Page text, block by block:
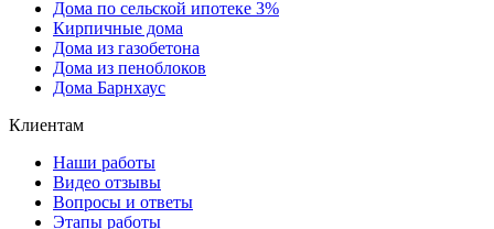
Дома по сельской ипотеке 3%
Кирпичные дома
Дома из газобетона
Дома из пеноблоков
Дома Барнхаус
Клиентам
Наши работы
Видео отзывы
Вопросы и ответы
Этапы работы